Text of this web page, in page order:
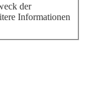
der
Informationen